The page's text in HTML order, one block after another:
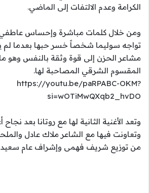
الكرامة وعدم الالتفات إلى الماضي.
ومن خلال كلمات مباشرة وإحساس
تواجه سوليما شخصاً خسر حبها بعدما لم
مشاعر الحزن إلى قوة وثقة بالنفس وهو
المقسوم الشرقي المصاحبة لها.
https://youtu.be/paRPABC-OKM?
si=wOTiMwQXqb2_hvDO
وتعد الأغنية الثانية لها مع روتانا بعد
وتعاونت فيها مع الشاعر ملاك عادل
من توزيع شريف فهمى وإشراف عام سعيد